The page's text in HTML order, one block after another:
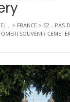
> FRANCE > 62 – PAS-
SOUVENIR